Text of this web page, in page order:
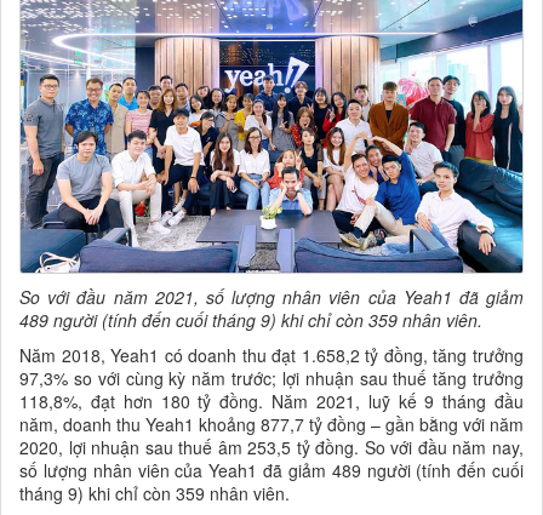
So với đầu năm 2021, số lượng nhân viên của Yeah1 đã giảm
489 người (tính đến cuối tháng 9) khi chỉ còn 359 nhân viên.
Năm 2018, Yeah1 có doanh thu đạt 1.658,2 tỷ đồng, tăng trưởng
97,3% so với cùng kỳ năm trước; lợi nhuận sau thuế tăng trưởng
118,8%, đạt hơn 180 tỷ đồng. Năm 2021, luỹ kế 9 tháng đầu
năm, doanh thu Yeah1 khoảng 877,7 tỷ đồng – gần bằng với năm
2020, lợi nhuận sau thuế âm 253,5 tỷ đồng. So với đầu năm nay,
số lượng nhân viên của Yeah1 đã giảm 489 người (tính đến cuối
tháng 9) khi chỉ còn 359 nhân viên.